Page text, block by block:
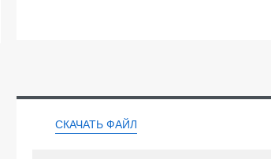
СКАЧАТЬ ФАЙЛ